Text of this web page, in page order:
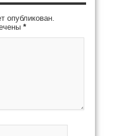
опубликован.
*